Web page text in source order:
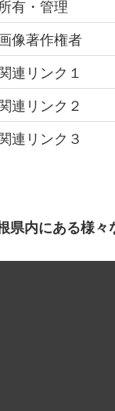
所有・管理
像著作権者
連リンク１
連リンク２
連リンク３
県内にある様